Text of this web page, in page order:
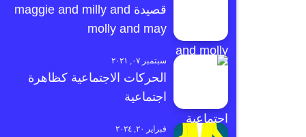
قصيدة maggie and milly and
molly and may
سبتمبر ٠٧, ٢٠٢١
الحركات الاجتماعية كظاهرة
اجتماعية
فبراير ٢٠, ٢٠٢٤